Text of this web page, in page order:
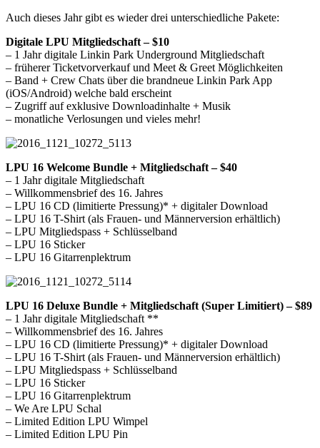
Auch dieses Jahr gibt es wieder drei unterschiedliche Pakete:
Digitale LPU Mitgliedschaft – $10
– 1 Jahr digitale Linkin Park Underground Mitgliedschaft
– früherer Ticketvorverkauf und Meet & Greet Möglichkeiten
– Band + Crew Chats über die brandneue Linkin Park App
(iOS/Android) welche bald erscheint
– Zugriff auf exklusive Downloadinhalte + Musik
– monatliche Verlosungen und vieles mehr!
LPU 16 Welcome Bundle + Mitgliedschaft – $40
– 1 Jahr digitale Mitgliedschaft
– Willkommensbrief des 16. Jahres
– LPU 16 CD (limitierte Pressung)* + digitaler Download
– LPU 16 T-Shirt (als Frauen- und Männerversion erhältlich)
– LPU Mitgliedspass + Schlüsselband
– LPU 16 Sticker
– LPU 16 Gitarrenplektrum
LPU 16 Deluxe Bundle + Mitgliedschaft (Super Limitiert) – $89
– 1 Jahr digitale Mitgliedschaft **
– Willkommensbrief des 16. Jahres
– LPU 16 CD (limitierte Pressung)* + digitaler Download
– LPU 16 T-Shirt (als Frauen- und Männerversion erhältlich)
– LPU Mitgliedspass + Schlüsselband
– LPU 16 Sticker
– LPU 16 Gitarrenplektrum
– We Are LPU Schal
– Limited Edition LPU Wimpel
– Limited Edition LPU Pin